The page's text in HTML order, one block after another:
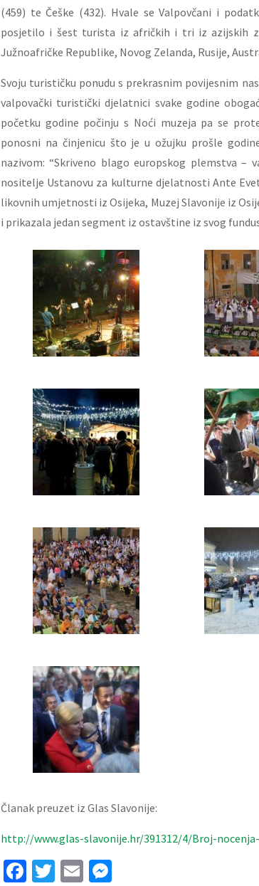
(459) te Češke (432). Hvale se Valpovčani i
posjetilo i šest turista iz afričkih i tri iz azijskih
Južnoafričke Republike, Novog Zelanda, Rusije,
Svoju turističku ponudu s prekrasnim povijesnim
valpovački turistički djelatnici svake godine
početku godine počinju s Noći muzeja pa se
ponosni na činjenicu što je u ožujku prošle
nazivom: “Skriveno blago europskog plemstva –
nositelje Ustanovu za kulturne djelatnosti Ante
likovnih umjetnosti iz Osijeka, Muzej Slavonije iz
i prikazala jedan segment iz ostavštine iz svog
Članak preuzet iz Glas Slavonije:
http://www.glas-slavonije.hr/391312/4/Broj-
Facebook
Twitter
Email